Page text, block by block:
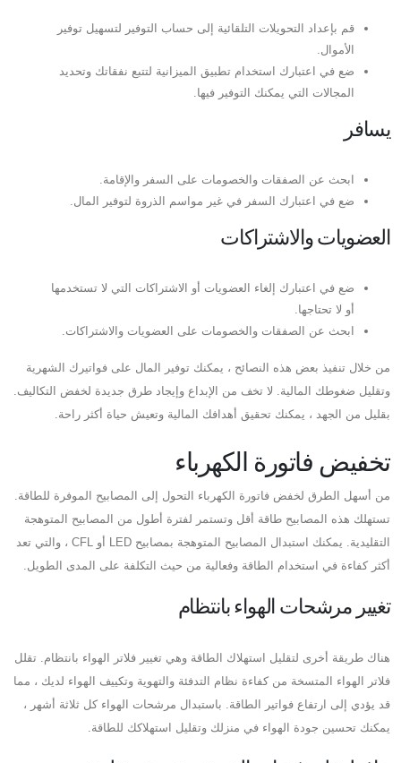
قم بإعداد التحويلات التلقائية إلى حساب التوفير لتسهيل توفير
الأموال.
ضع في اعتبارك استخدام تطبيق الميزانية لتتبع نفقاتك وتحديد
المجالات التي يمكنك التوفير فيها.
يسافر
ابحث عن الصفقات والخصومات على السفر والإقامة.
ضع في اعتبارك السفر في غير مواسم الذروة لتوفير المال.
العضويات والاشتراكات
ضع في اعتبارك إلغاء العضويات أو الاشتراكات التي لا تستخدمها
أو لا تحتاجها.
ابحث عن الصفقات والخصومات على العضويات والاشتراكات.
من خلال تنفيذ بعض هذه النصائح ، يمكنك توفير المال على فواتيرك الشهرية
وتقليل ضغوطك المالية. لا تخف من الإبداع وإيجاد طرق جديدة لخفض التكاليف.
بقليل من الجهد ، يمكنك تحقيق أهدافك المالية وتعيش حياة أكثر راحة.
تخفيض فاتورة الكهرباء
من أسهل الطرق لخفض فاتورة الكهرباء التحول إلى المصابيح الموفرة للطاقة.
تستهلك هذه المصابيح طاقة أقل وتستمر لفترة أطول من المصابيح المتوهجة
التقليدية. يمكنك استبدال المصابيح المتوهجة بمصابيح LED أو CFL ، والتي تعد
أكثر كفاءة في استخدام الطاقة وفعالية من حيث التكلفة على المدى الطويل.
تغيير مرشحات الهواء بانتظام
هناك طريقة أخرى لتقليل استهلاك الطاقة وهي تغيير فلاتر الهواء بانتظام. تقلل
فلاتر الهواء المتسخة من كفاءة نظام التدفئة والتهوية وتكييف الهواء لديك ، مما
قد يؤدي إلى ارتفاع فواتير الطاقة. باستبدال مرشحات الهواء كل ثلاثة أشهر ،
يمكنك تحسين جودة الهواء في منزلك وتقليل استهلاكك للطاقة.